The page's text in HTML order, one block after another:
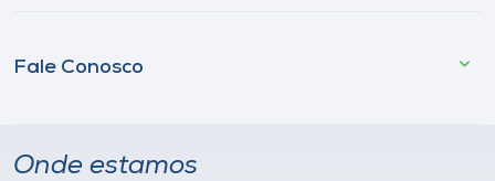
Fale Conosco
Onde estamos